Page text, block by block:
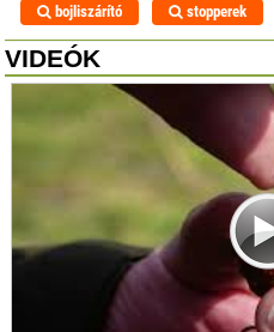
bojliszárító
stopperek
VIDEÓK